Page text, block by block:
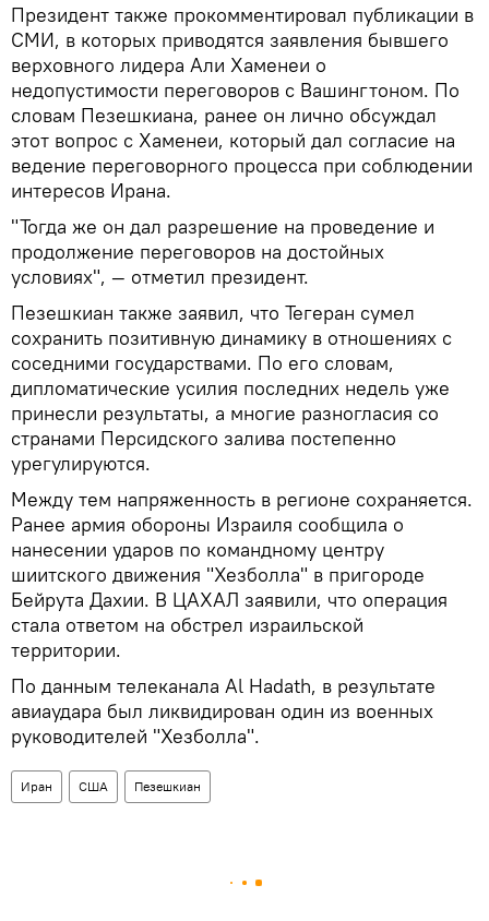
Президент также прокомментировал публикации в
СМИ, в которых приводятся заявления бывшего
верховного лидера Али Хаменеи о
недопустимости переговоров с Вашингтоном. По
словам Пезешкиана, ранее он лично обсуждал
этот вопрос с Хаменеи, который дал согласие на
ведение переговорного процесса при соблюдении
интересов Ирана.
"Тогда же он дал разрешение на проведение и
продолжение переговоров на достойных
условиях", — отметил президент.
Пезешкиан также заявил, что Тегеран сумел
сохранить позитивную динамику в отношениях с
соседними государствами. По его словам,
дипломатические усилия последних недель уже
принесли результаты, а многие разногласия со
странами Персидского залива постепенно
урегулируются.
Между тем напряженность в регионе сохраняется.
Ранее армия обороны Израиля сообщила о
нанесении ударов по командному центру
шиитского движения "Хезболла" в пригороде
Бейрута Дахии. В ЦАХАЛ заявили, что операция
стала ответом на обстрел израильской
территории.
По данным телеканала Al Hadath, в результате
авиаудара был ликвидирован один из военных
руководителей "Хезболла".
Иран США Пезешкиан